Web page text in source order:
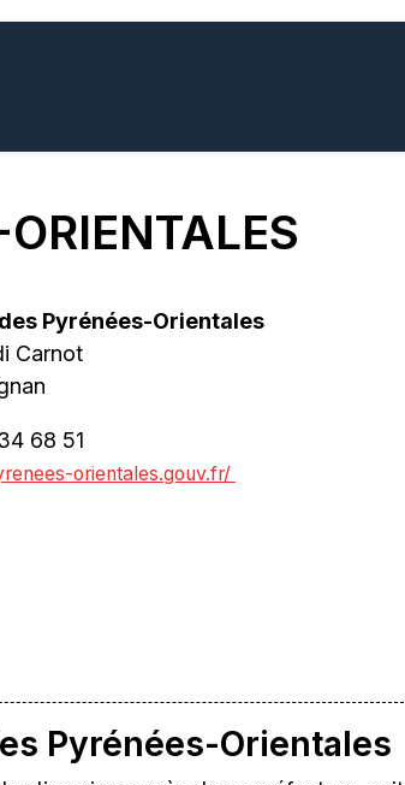
Pyrénées-Orientales
Carnot
68 51
orientales.gouv.fr/
Pyrénées-Orientales